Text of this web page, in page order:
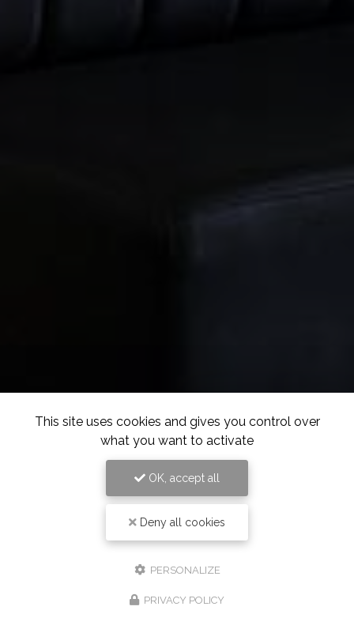
This site uses cookies and gives you control over
what you want to activate
OK, accept all
Deny all cookies
PERSONALIZE
PRIVACY POLICY